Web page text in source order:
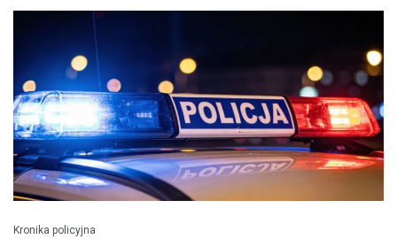
Kronika policyjna